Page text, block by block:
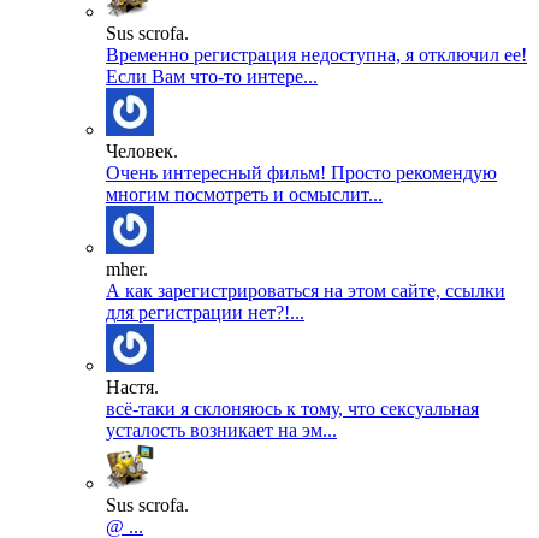
Sus scrofa.
Временно регистрация недоступна, я отключил ее!
Если Вам что-то интере...
Человек.
Очень интересный фильм! Просто рекомендую
многим посмотреть и осмыслит...
mher.
А как зарегистрироваться на этом сайте, ссылки
для регистрации нет?!...
Настя.
всё-таки я склоняюсь к тому, что сексуальная
усталость возникает на эм...
Sus scrofa.
@ ...